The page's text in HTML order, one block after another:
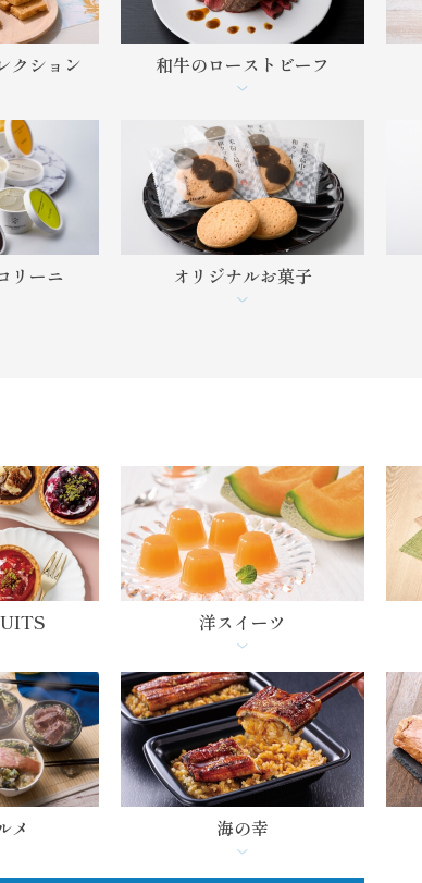
クション 和牛のローストビーフ
リーニ オリジナルお菓子
洋スイーツ
メ 海の幸